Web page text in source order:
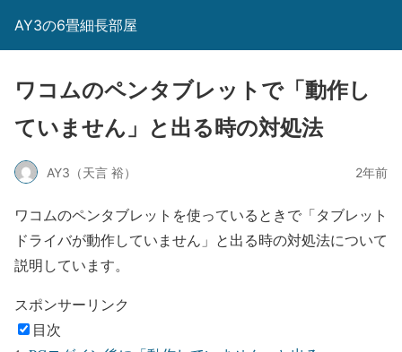
AY3の6畳細長部屋
ワコムのペンタブレットで「動作し
ていません」と出る時の対処法
AY3（天言 裕） 2年前
ワコムのペンタブレットを使っているときで「タブレット
ドライバが動作していません」と出る時の対処法について
説明しています。
スポンサーリンク
目次